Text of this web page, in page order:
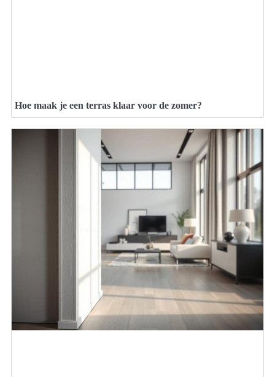
Hoe maak je een terras klaar voor de zomer?